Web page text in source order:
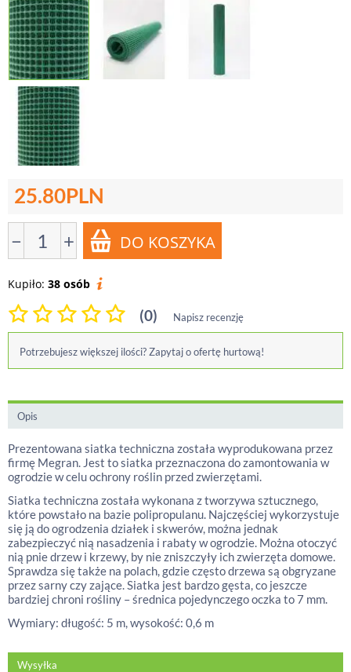
25.80PLN
− +
Kupiło: 38 osób
(0) Napisz recenzję
Potrzebujesz większej ilości? Zapytaj o ofertę hurtową!
Opis
Prezentowana siatka techniczna została wyprodukowana przez
firmę Megran. Jest to siatka przeznaczona do zamontowania w
ogrodzie w celu ochrony roślin przed zwierzętami.
Siatka techniczna została wykonana z tworzywa sztucznego,
które powstało na bazie polipropulanu. Najczęściej wykorzystuje
się ją do ogrodzenia działek i skwerów, można jednak
zabezpieczyć nią nasadzenia i rabaty w ogrodzie. Można otoczyć
nią pnie drzew i krzewy, by nie zniszczyły ich zwierzęta domowe.
Sprawdza się także na polach, gdzie często drzewa są obgryzane
przez sarny czy zające. Siatka jest bardzo gęsta, co jeszcze
bardziej chroni rośliny – średnica pojedynczego oczka to 7 mm.
Wymiary: długość: 5 m, wysokość: 0,6 m
Wysyłka